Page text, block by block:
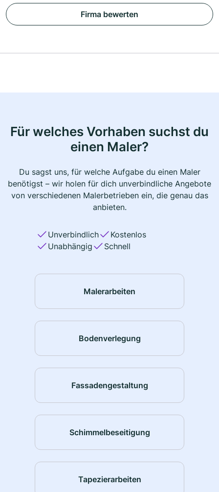
Firma bewerten
Für welches Vorhaben suchst du
einen Maler?
Du sagst uns, für welche Aufgabe du einen Maler
benötigst – wir holen für dich unverbindliche Angebote
von verschiedenen Malerbetrieben ein, die genau das
anbieten.
Unverbindlich
Kostenlos
Unabhängig
Schnell
Malerarbeiten
Bodenverlegung
Fassadengestaltung
Schimmelbeseitigung
Tapezierarbeiten